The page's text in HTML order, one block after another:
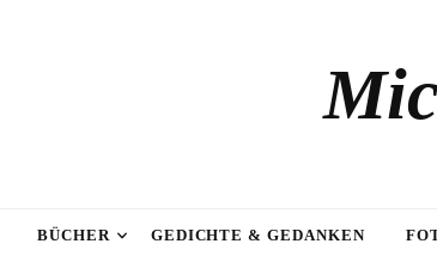
BÜCHER GEDICHTE & GEDANKEN